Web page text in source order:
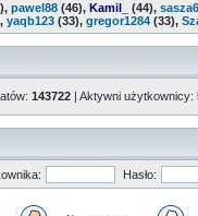
pawel88 (46), Kamil_ (44),
yaqb123 (33), gregor1284 (33),
143722 | Aktywni użytkownicy:
Hasło: